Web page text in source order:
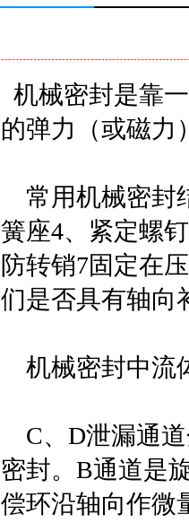
机械密封是靠
的弹力（或磁力
常用机械密封
簧座4、紧定螺
防转销7固定在
们是否具有轴向
机械密封中流
C、D泄漏通道
密封。B通道是
偿环沿轴向作微